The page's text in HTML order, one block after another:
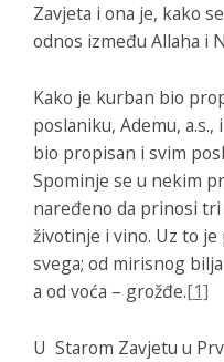
Zavjeta i ona je, kako
odnos između Allaha i
Kako je kurban bio
poslaniku, Ademu,
bio propisan i svim
Spominje se u nekim
naređeno da prinosi
životinje i vino. Uz to
svega; od mirisnog
a od voća – grožđe.[1]
U Starom Zavjetu u